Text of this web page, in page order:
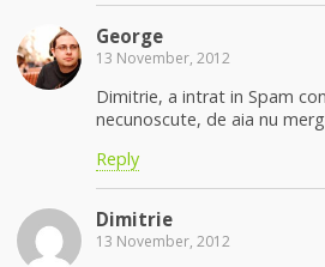
George
13 November, 2012
Dimitrie, a intrat in Spam
necunoscute, de aia nu
Reply
Dimitrie
13 November, 2012